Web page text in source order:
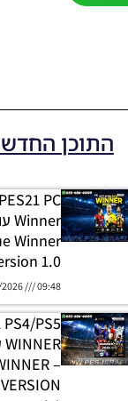
התוכן
Winner
1.0
09:48